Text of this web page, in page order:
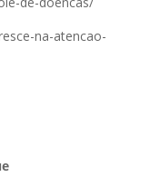
na-atencao-